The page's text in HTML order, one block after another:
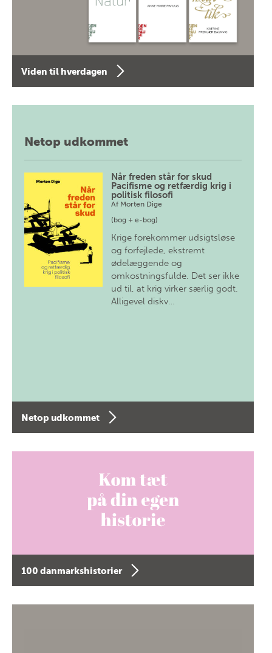
Viden til hverdagen
Netop udkommet
Når freden står for skud
Pacifisme og retfærdig krig i
politisk filosofi
Af Morten Dige
(bog + e-bog)
Krige forekommer udsigtsløse
og forfejlede, ekstremt
ødelæggende og
omkostningsfulde. Det ser ikke
ud til, at krig virker særlig godt.
Alligevel diskv…
Netop udkommet
100 danmarkshistorier